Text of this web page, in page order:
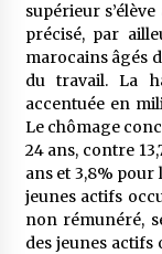
supérieur
précisé, par
marocains âgés
du travail. La
accentuée en
Le chômage
24 ans, contre
ans et 3,8% pour
jeunes actifs
non rémunéré,
des jeunes